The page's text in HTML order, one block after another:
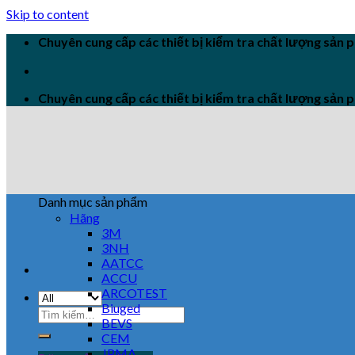
Skip to content
Chuyên cung cấp các thiết bị kiểm tra chất lượng sản
Chuyên cung cấp các thiết bị kiểm tra chất lượng sản
Danh mục sản phẩm
Hãng
3M
3NH
AATCC
ACCU
ARCOTEST
Biuged
BEVS
CEM